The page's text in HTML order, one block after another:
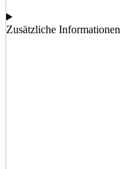
Zusätzliche Informationen